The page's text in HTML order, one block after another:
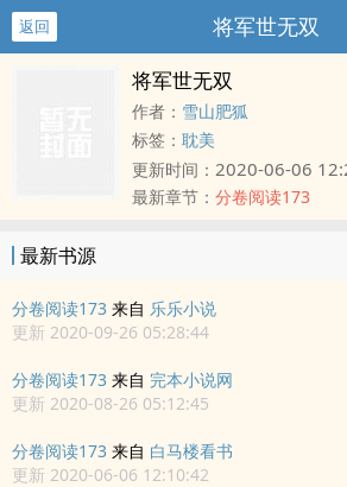
返回 将军世无双
将军世无双
作者： 雪山肥狐
标签： 耽美
更新时间： 2020-06-06
最新章节： 分卷阅读173
最新书源
分卷阅读173 来自 乐乐小说
更新 2020-09-26 05:28:44
分卷阅读173 来自 完本小说网
更新 2020-08-26 05:12:45
分卷阅读173 来自 白马楼看书
更新 2020-06-06 12:10:42